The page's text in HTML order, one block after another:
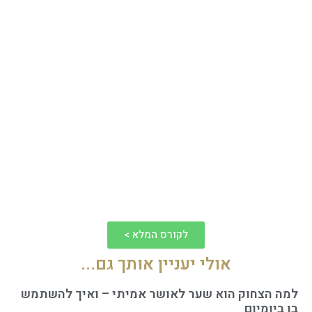
לקורס המלא >
אולי יעניין אותך גם...
למה הצחוק הוא שער לאושר אמיתי – ואיך להשתמש